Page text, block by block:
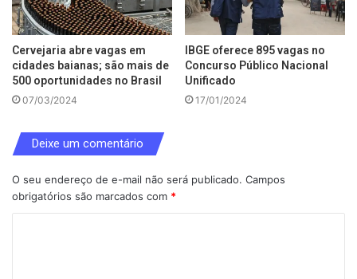
Cervejaria abre vagas em
cidades baianas; são mais de
500 oportunidades no Brasil
07/03/2024
IBGE oferece 895 vagas no
Concurso Público Nacional
Unificado
17/01/2024
Deixe um comentário
O seu endereço de e-mail não será publicado. Campos
obrigatórios são marcados com *